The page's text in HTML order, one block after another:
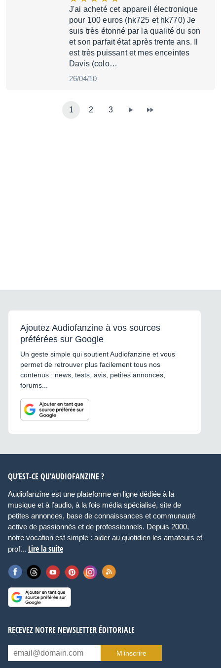
J'ai acheté cet appareil électronique
pour 100 euros (hk725 et hk770) Je
suis très étonné par la qualité du son
et son parfait état après trente ans. Il
est très puissant et mes enceintes
Davis (colo…
26/04/10
1 2 3
Ajoutez Audiofanzine à vos sources
préférées sur Google
Un geste simple qui soutient Audiofanzine et vous
permet de retrouver plus facilement tous nos
contenus : news, tests, avis, petites annonces,
forums...
QU’EST-CE QU’AUDIOFANZINE ?
Audiofanzine est une plateforme en ligne dédiée à la
musique et à l’audio, à la fois média spécialisé, site de
petites annonces, base de connaissances et communauté
active de passionnés et de professionnels. Depuis 2000,
notre vocation est simple : aider au quotidien les amateurs et
prof... Lire la suite
RECEVEZ NOTRE NEWSLETTER ÉDITORIALE
M’inscrire